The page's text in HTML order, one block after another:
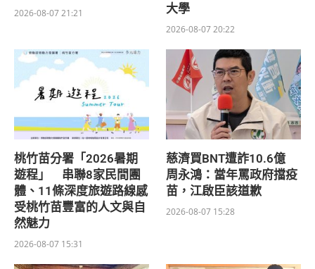
2026-08-07 21:21
大學
2026-08-07 20:22
桃竹苗分署「2026暑期
遊程」 串聯8家民間團
體、11條深度旅遊路線感
受桃竹苗豐富的人文與自
然魅力
2026-08-07 15:31
慈濟買BNT遭詐10.6億
周永鴻：當年罵政府擋疫
苗，江啟臣該道歉
2026-08-07 15:28